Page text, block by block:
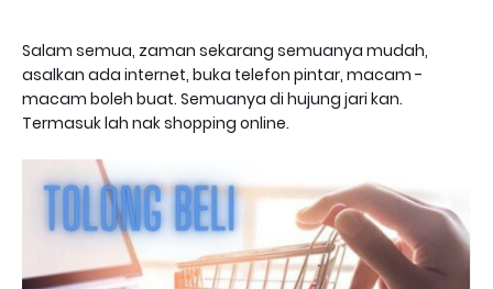
Salam semua, zaman sekarang semuanya mudah,
asalkan ada internet, buka telefon pintar, macam -
macam boleh buat. Semuanya di hujung jari kan.
Termasuk lah nak shopping online.